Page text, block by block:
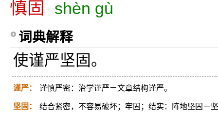
慎固 shèn gù
词典解释
使谨严坚固。
谨严： 谨慎严密：治学谨严ㄧ文章结构谨严。
坚固： 结合紧密，不容易破坏；牢固；结实：阵地坚固ㄧ